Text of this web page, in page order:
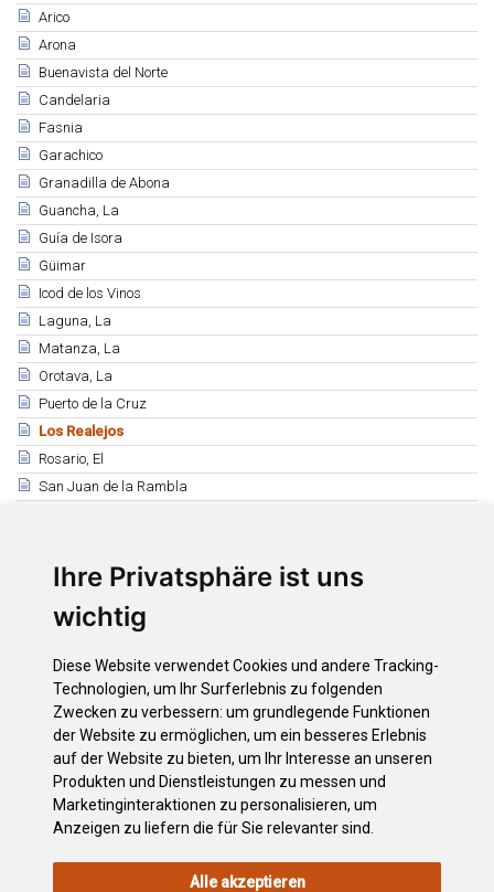
Ihre Privatsphäre ist uns
wichtig
Diese Website verwendet Cookies und andere Tracking-
Technologien, um Ihr Surferlebnis zu folgenden
Zwecken zu verbessern: um grundlegende Funktionen
der Website zu ermöglichen, um ein besseres Erlebnis
auf der Website zu bieten, um Ihr Interesse an unseren
Produkten und Dienstleistungen zu messen und
Marketinginteraktionen zu personalisieren, um
Anzeigen zu liefern die für Sie relevanter sind
Alle akzeptieren
Arico
Arona
Buenavista del Norte
Candelaria
Fasnia
Garachico
Granadilla de Abona
Guancha, La
Guía de Isora
Güimar
Icod de los Vinos
Laguna, La
Matanza, La
Orotava, La
Puerto de la Cruz
Los Realejos
Rosario, El
San Juan de la Rambla
Santa Úrsula
Sauzal, El
Tacoronte
Tanque, El
Tegueste
Victoria, La
Vilaflor de Chasna